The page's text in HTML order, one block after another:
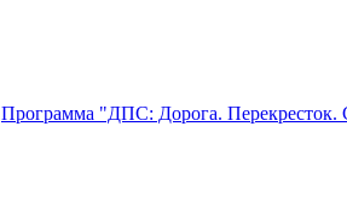
Программа "ДПС: Дорога. Перекресток.